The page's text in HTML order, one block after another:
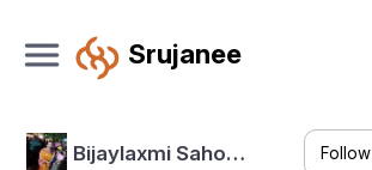
Srujanee
Bijaylaxmi Saho… Follow